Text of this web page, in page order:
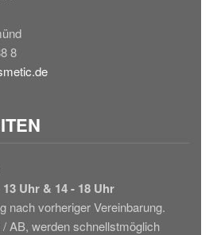
8
Uhr & 14 - 18 Uhr
nach vorheriger Vereinbarung.
AB, werden schnellstmöglich